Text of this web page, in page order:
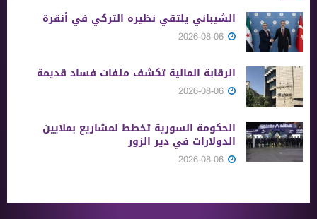
الشيباني يلتقي نظيره التركي في أنقرة
الرقابة المالية تكشف ملفات فساد قديمة
الحكومة السورية تخطط لمشاريع بملايين
الدولارات في دير الزور